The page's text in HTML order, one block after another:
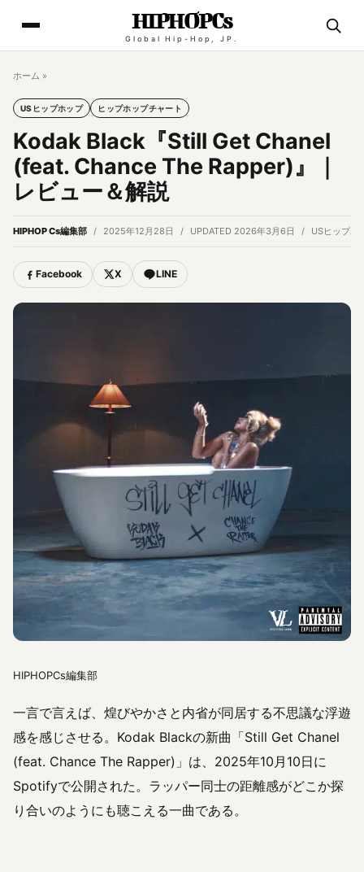
HIPHOPCs
Global Hip-Hop, JP.
ホーム »
USヒップホップ ヒップホップチャート
Kodak Black『Still Get Chanel
(feat. Chance The Rapper)』｜
レビュー＆解説
HIPHOP Cs編集部 2025年12月28日 UPDATED 2026年3月6日 USヒップホ
Facebook X LINE
HIPHOPCs編集部
一言で言えば、煌びやかさと内省が同居する不思議な浮遊
感を感じさせる。Kodak Blackの新曲「Still Get Chanel
(feat. Chance The Rapper)」は、2025年10月10日に
Spotifyで公開された。ラッパー同士の距離感がどこか探
り合いのようにも聴こえる一曲である。